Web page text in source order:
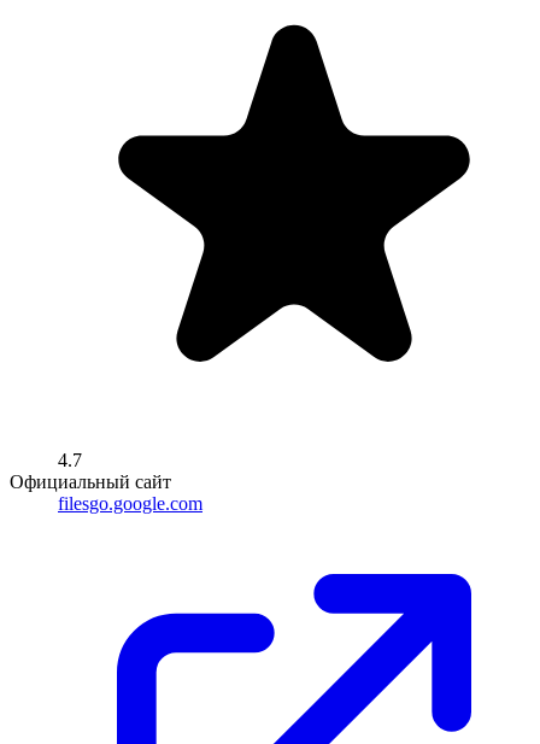
4.7
Официальный сайт
filesgo.google.com